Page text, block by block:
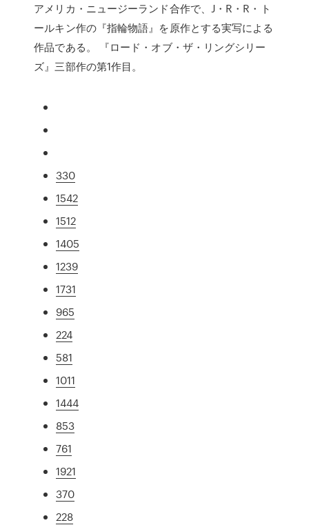
アメリカ・ニュージーランド合作で、J・R・R・ト
ールキン作の『指輪物語』を原作とする実写による
作品である。 『ロード・オブ・ザ・リングシリー
ズ』三部作の第1作目。
330
1542
1512
1405
1239
1731
965
224
581
1011
1444
853
761
1921
370
228